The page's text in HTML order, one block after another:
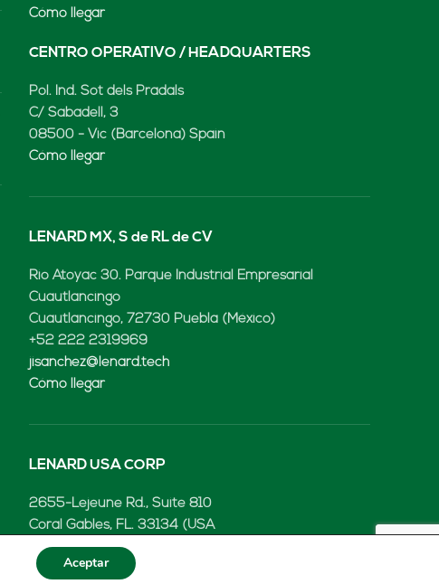
Cómo llegar
CENTRO OPERATIVO / HEADQUARTERS
Pol. Ind. Sot dels Pradals
C/ Sabadell, 3
08500 - Vic (Barcelona) Spain
Cómo llegar
LENARD MX, S de RL de CV
Rio Atoyac 30. Parque Industrial Empresarial
Cuautlancingo
Cuautlancingo, 72730 Puebla (México)
+52 222 2319969
jisanchez@lenard.tech
Cómo llegar
LENARD USA CORP
2655-Lejeune Rd., Suite 810
Coral Gables, FL. 33134 (USA
+52 222 2319969
fcastejon@lenard.tech
Aceptar